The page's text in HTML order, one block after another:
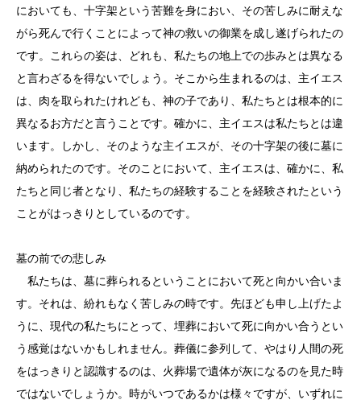
においても、十字架という苦難を身におい、その苦しみに耐えな
がら死んで行くことによって神の救いの御業を成し遂げられたの
です。これらの姿は、どれも、私たちの地上での歩みとは異なる
と言わざるを得ないでしょう。そこから生まれるのは、主イエス
は、肉を取られたけれども、神の子であり、私たちとは根本的に
異なるお方だと言うことです。確かに、主イエスは私たちとは違
います。しかし、そのような主イエスが、その十字架の後に墓に
納められたのです。そのことにおいて、主イエスは、確かに、私
たちと同じ者となり、私たちの経験することを経験されたという
ことがはっきりとしているのです。
墓の前での悲しみ
私たちは、墓に葬られるということにおいて死と向かい合いま
す。それは、紛れもなく苦しみの時です。先ほども申し上げたよ
うに、現代の私たちにとって、埋葬において死に向かい合うとい
う感覚はないかもしれません。葬儀に参列して、やはり人間の死
をはっきりと認識するのは、火葬場で遺体が灰になるのを見た時
ではないでしょうか。時がいつであるかは様々ですが、いずれに